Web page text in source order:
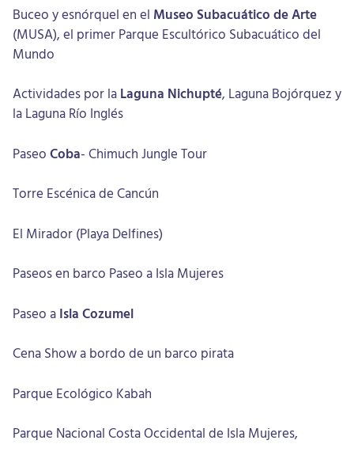
Buceo y esnórquel en el Museo Subacuático de Arte
(MUSA), el primer Parque Escultórico Subacuático del
Mundo
Actividades por la Laguna Nichupté, Laguna Bojórquez y
la Laguna Río Inglés
Paseo Coba- Chimuch Jungle Tour
Torre Escénica de Cancún
El Mirador (Playa Delfines)
Paseos en barco Paseo a Isla Mujeres
Paseo a Isla Cozumel
Cena Show a bordo de un barco pirata
Parque Ecológico Kabah
Parque Nacional Costa Occidental de Isla Mujeres,